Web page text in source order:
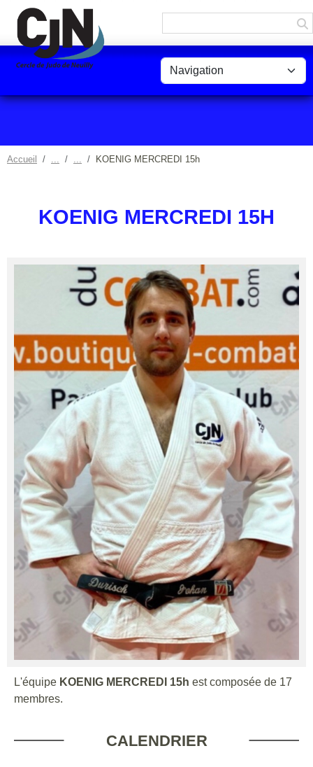
Accueil KOENIG MERCREDI 15h
KOENIG MERCREDI 15H
L'équipe KOENIG MERCREDI 15h est composée de 17
membres.
CALENDRIER
Panneau de gestion des cookies